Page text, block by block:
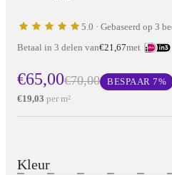
5.0 · Gebaseerd op 3
Betaal in 3 delen van€21,67met
€65,00€70,00 BESPAAR7%
€19,03 per m²
Kleur